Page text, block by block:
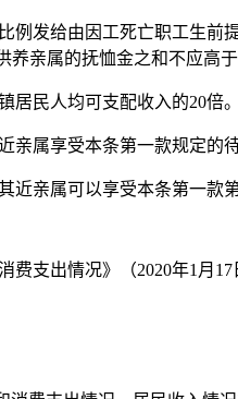
例发给由因工死亡职工生
养亲属的抚恤金之和不应高
居民人均可支配收入的20倍。
亲属享受本条第一款规定的待
亲属可以享受本条第一款
支出情况》（2020年1月17